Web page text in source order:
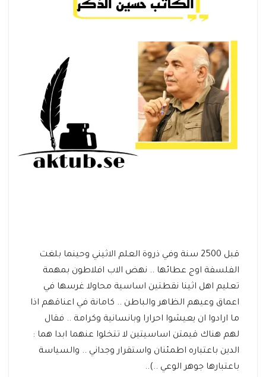
قبل 2500 سنة وفي ذروة العلم الاثيني وحينما بلغت
الفلسفة اوج عطائها .. نهض الاب افلاطون بمهمة
تعليم اهل اثينا نقطتين اساسية محاولا غرسها في
اعماق وعيهم الظاهر والباطن .. كامانة في اعناقهم اذا
ما ارادوا ان يعيشوا احرارا وبانسانية وكرامة .. فقال
لهم هناك قيمتن اساسيتين لا تتخلوا عنهما ابدا هما :
الدين باعتباره اطمئنان واستقرار وجداني .. والسياسة
باعتبارها جوهر الوعي ..)..